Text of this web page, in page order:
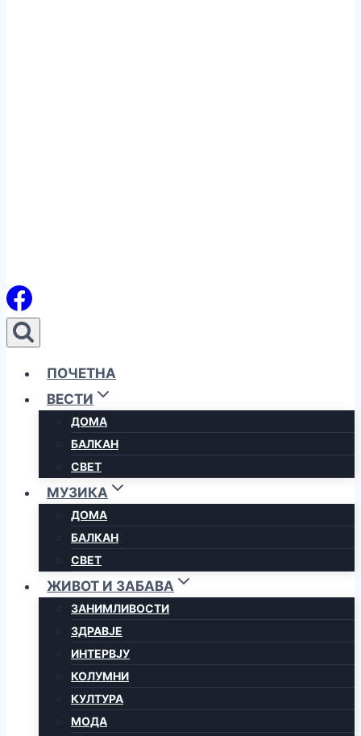
ПОЧЕТНА
ВЕСТИ
ДОМА
БАЛКАН
СВЕТ
МУЗИКА
ДОМА
БАЛКАН
СВЕТ
ЖИВОТ И ЗАБАВА
ЗАНИМЛИВОСТИ
ЗДРАВЈЕ
ИНТЕРВЈУ
КОЛУМНИ
КУЛТУРА
МОДА